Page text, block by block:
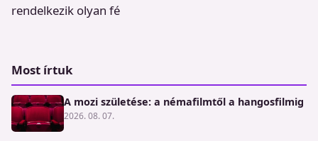
rendelkezik olyan fé
Most írtuk
A mozi születése: a némafilmtől a hangosfilmig
2026. 08. 07.